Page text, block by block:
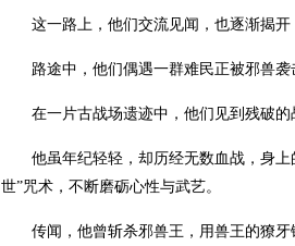
这一路上，他们交流见闻，也逐渐揭开
路途中，他们偶遇一群难民正被邪兽袭
在一片古战场遗迹中，他们见到残破
他虽年纪轻轻，却历经无数血战，身
世”咒术，不断磨砺心性与武艺。
传闻，他曾斩杀邪兽王，用兽王的獠